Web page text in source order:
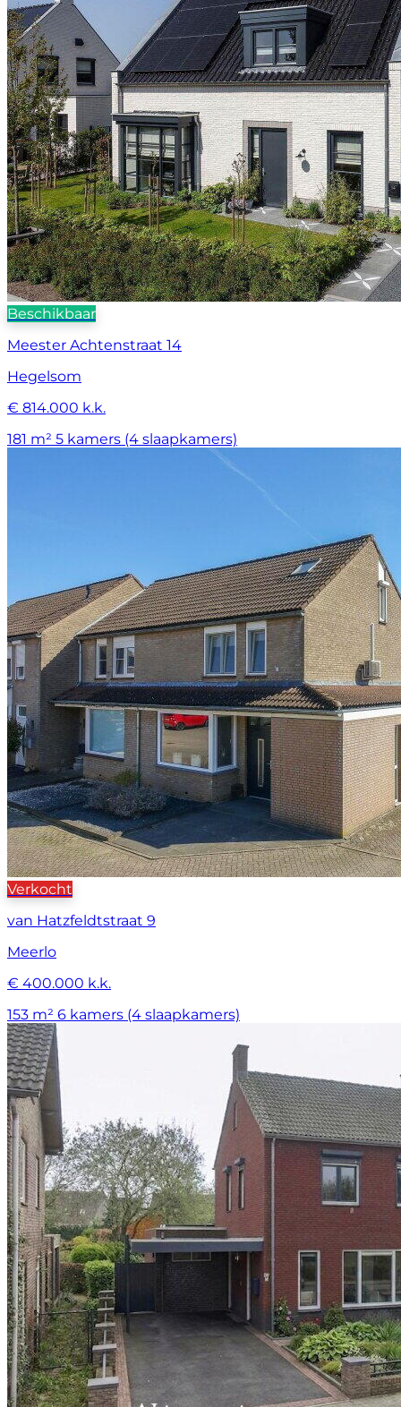
Beschikbaar
Meester Achtenstraat 14
Hegelsom
€ 814.000 k.k.
181 m² 5 kamers (4 slaapkamers)
Verkocht
van Hatzfeldtstraat 9
Meerlo
€ 400.000 k.k.
153 m² 6 kamers (4 slaapkamers)